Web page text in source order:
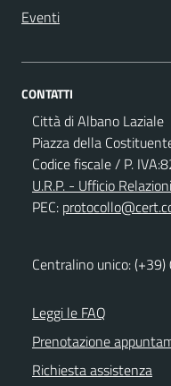
Eventi
CONTATTI
Città di Albano Laziale
Piazza della
Codice fiscale / P.
U.R.P. - Ufficio
PEC:
Centralino unico:
Leggi le FAQ
Prenotazione
Richiesta assistenza